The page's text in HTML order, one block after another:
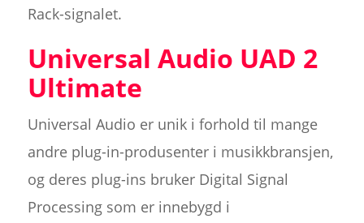
Rack-signalet.
Universal Audio UAD 2
Ultimate
Universal Audio er unik i forhold til mange
andre plug-in-produsenter i musikkbransjen,
og deres plug-ins bruker Digital Signal
Processing som er innebygd i